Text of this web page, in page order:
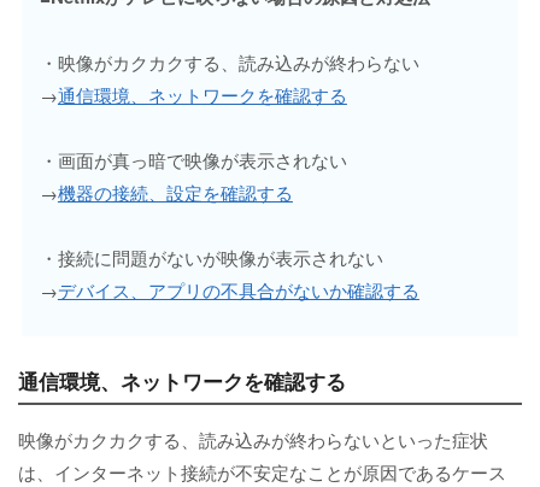
・映像がカクカクする、読み込みが終わらない
→通信環境、ネットワークを確認する
・画面が真っ暗で映像が表示されない
→機器の接続、設定を確認する
・接続に問題がないが映像が表示されない
→デバイス、アプリの不具合がないか確認する
通信環境、ネットワークを確認する
映像がカクカクする、読み込みが終わらないといった症状
は、インターネット接続が不安定なことが原因であるケース